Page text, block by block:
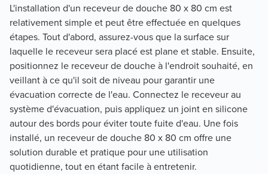
L'installation d'un receveur de douche 80 x 80 cm est
relativement simple et peut être effectuée en quelques
étapes. Tout d'abord, assurez-vous que la surface sur
laquelle le receveur sera placé est plane et stable. Ensuite,
positionnez le receveur de douche à l'endroit souhaité, en
veillant à ce qu'il soit de niveau pour garantir une
évacuation correcte de l'eau. Connectez le receveur au
système d'évacuation, puis appliquez un joint en silicone
autour des bords pour éviter toute fuite d'eau. Une fois
installé, un receveur de douche 80 x 80 cm offre une
solution durable et pratique pour une utilisation
quotidienne, tout en étant facile à entretenir.